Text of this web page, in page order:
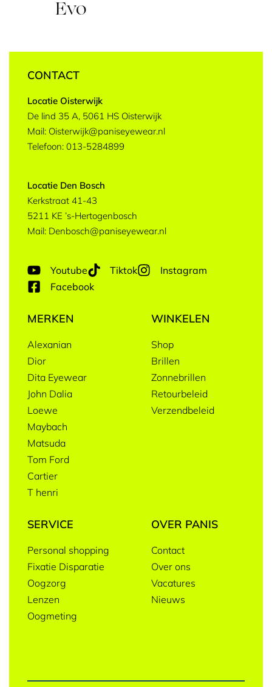
Evo
CONTACT
Locatie Oisterwijk
De lind 35 A, 5061 HS Oisterwijk
Mail: Oisterwijk@paniseyewear.nl
Telefoon: 013-5284899
Locatie Den Bosch
Kerkstraat 41-43
5211 KE ’s-Hertogenbosch
Mail: Denbosch@paniseyewear.nl
Youtube Tiktok
Instagram
Facebook
MERKEN
Alexanian
Dior
Dita Eyewear
John Dalia
Loewe
Maybach
Matsuda
Tom Ford
Cartier
T henri
WINKELEN
Shop
Brillen
Zonnebrillen
Retourbeleid
Verzendbeleid
SERVICE
Personal shopping
Fixatie Disparatie
Oogzorg
Lenzen
Oogmeting
OVER PANIS
Contact
Over ons
Vacatures
Nieuws